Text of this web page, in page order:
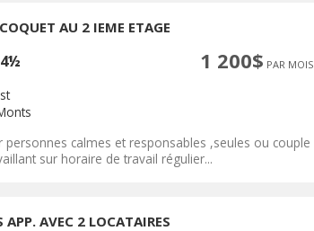
AU 2 IEME ETAGE
1 200$ PAR MOIS
calmes et responsables ,seules ou couple
sur horaire de travail régulier...
APP. AVEC 2 LOCATAIRES